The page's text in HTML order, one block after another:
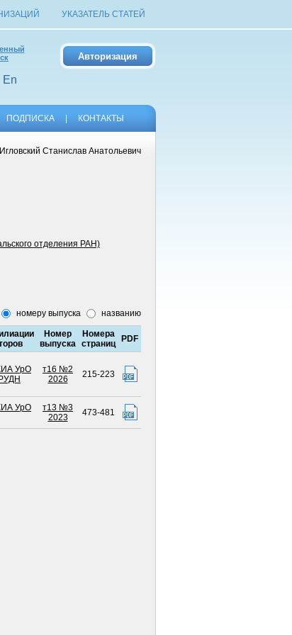
УКАЗАТЕЛЬ СТАТЕЙ
En
ПОДПИСКА КОНТАКТЫ
Станислав Анатольевич
отделения РАН)
номеру выпуска названию
Номер
выпуска
Номера
страниц
PDF
УрО
РУДН
т16 №2
2026
215-223
УрО
т13 №3
2023
473-481